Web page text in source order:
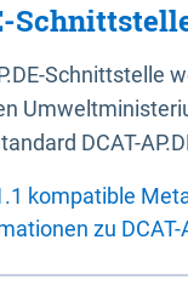
Schnittstelle
DCAT-
kompatible
zu DCAT-